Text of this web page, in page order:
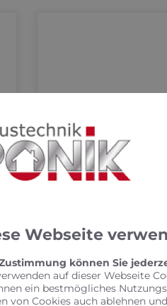
mit
und
Bedienung
Spiegelschrank
Webseite
können Sie
auf dieser Webseite
ein bestmögliches
von Cookies auch ablehnen